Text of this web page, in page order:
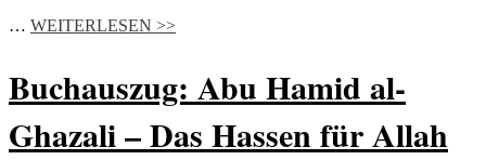
… WEITERLESEN >>
Buchauszug: Abu Hamid al-
Ghazali – Das Hassen für Allah